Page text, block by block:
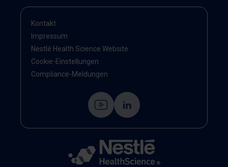
Kontakt
Impressum
Nestlé Health Science Website
Cookie-Einstellungen
Compliance-Meldungen